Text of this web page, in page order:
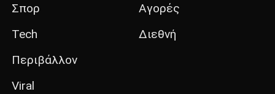
Σπορ
Tech
Περιβάλλον
Viral
Αγορές
Διεθνή